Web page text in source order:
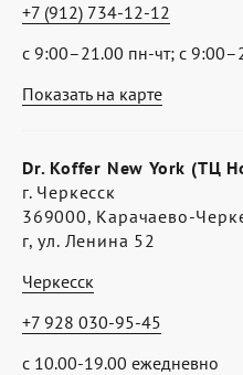
Показать на карте
с 9:00–21.00 пн-чт; с
+7 (912) 734-12-12
Dr. Koffer New York (ТЦ
г. Черкесск
369000, Карачаево-
г, ул. Ленина 52
Черкесск
с 10.00-19.00 ежедневно
+7 928 030-95-45